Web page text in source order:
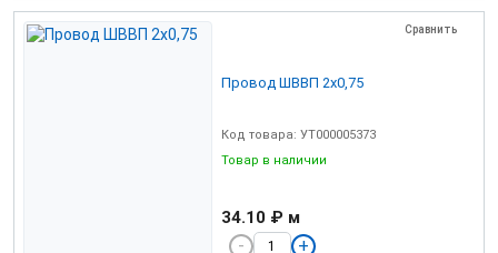
Сравнить
Провод ШВВП 2х0,75
Код товара: УТ000005373
Товар в наличии
34.10 ₽ м